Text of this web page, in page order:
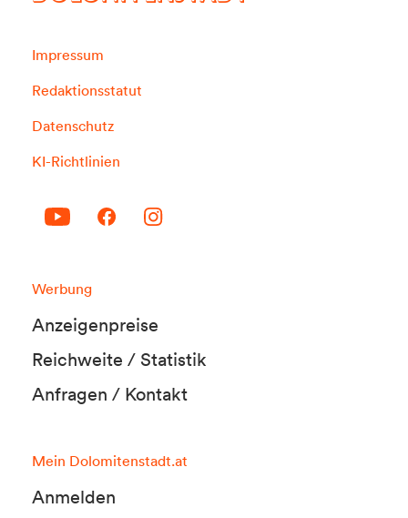
Impressum
Redaktionsstatut
Datenschutz
KI-Richtlinien
Werbung
Anzeigenpreise
Reichweite / Statistik
Anfragen / Kontakt
Mein Dolomitenstadt.at
Anmelden